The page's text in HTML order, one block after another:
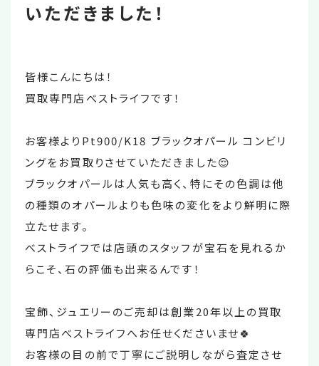
いただきました！
皆様こんにちは！
買取専門店べストライフです！
お客様よりPt900/K18 ブラックオパール コンビリ
ングをお買取りさせていただきました😌
ブラックオパールは人気も高く、特にその色調は他
の種類のオパールよりも色味の変化をより鮮明に際
立たせます。
べストライフでは店頭のスタッフが宝石を見れるか
らこそ、石の評価も出来るんです！
宝飾、ジュエリーのご売却は創業20年以上の買取
専門店べストライフへお任せくださいませ🍀
お客様の目の前で丁寧にご説明しながら査定させ